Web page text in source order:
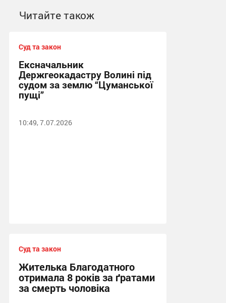
Читайте також
Суд та закон
Ексначальник
Держгеокадастру Волині під
судом за землю “Цуманської
пущі”
10:49, 7.07.2026
Суд та закон
Жителька Благодатного
отримала 8 років за ґратами
за смерть чоловіка